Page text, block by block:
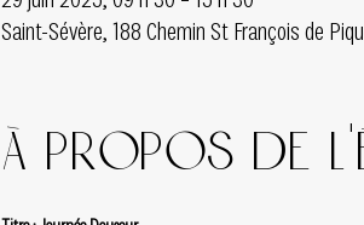
Saint-Sévère, 188 Chemin St François de
À propos de